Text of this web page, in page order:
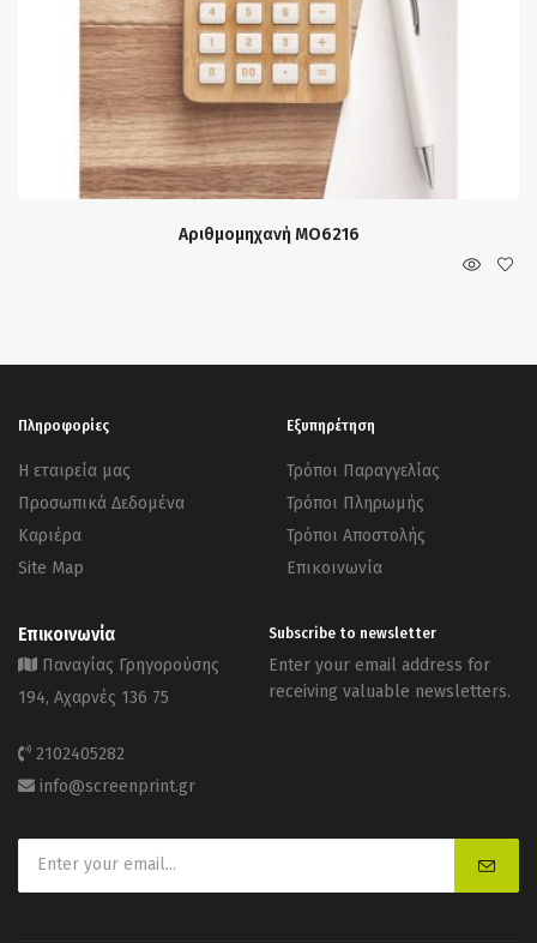
Αριθμομηχανή MO6216
Πληροφορίες
Η εταιρεία μας
Προσωπικά Δεδομένα
Καριέρα
Site Map
Εξυπηρέτηση
Τρόποι Παραγγελίας
Τρόποι Πληρωμής
Τρόποι Αποστολής
Επικοινωνία
Επικοινωνία
Παναγίας Γρηγορούσης
194, Αχαρνές 136 75
2102405282
info@screenprint.gr
Subscribe to newsletter
Enter your email address for
receiving valuable newsletters.